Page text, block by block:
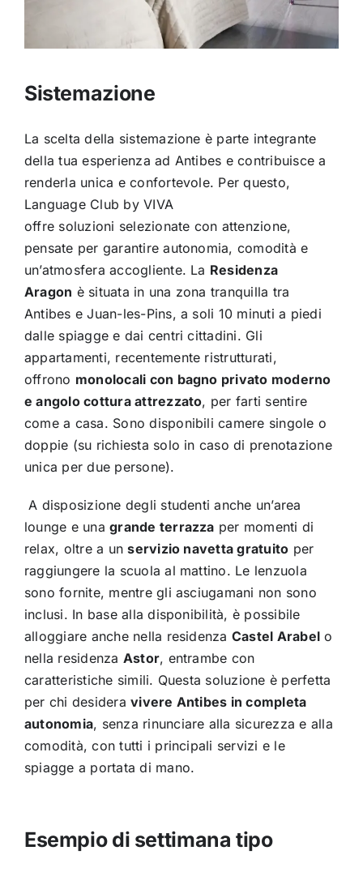
Sistemazione
La scelta della sistemazione è parte integrante
della tua esperienza ad Antibes e contribuisce a
renderla unica e confortevole. Per questo,
Language Club by VIVA
offre soluzioni selezionate con attenzione,
pensate per garantire autonomia, comodità e
un’atmosfera accogliente. La Residenza
Aragon è situata in una zona tranquilla tra
Antibes e Juan-les-Pins, a soli 10 minuti a piedi
dalle spiagge e dai centri cittadini. Gli
appartamenti, recentemente ristrutturati,
offrono monolocali con bagno privato moderno
e angolo cottura attrezzato, per farti sentire
come a casa. Sono disponibili camere singole o
doppie (su richiesta solo in caso di prenotazione
unica per due persone).
A disposizione degli studenti anche un’area
lounge e unagrande terrazza per momenti di
relax, oltre a unservizio navetta gratuito per
raggiungere la scuola al mattino. Le lenzuola
sono fornite, mentre gli asciugamani non sono
inclusi. In base alla disponibilità, è possibile
alloggiare anche nella residenza Castel Arabel o
nella residenza Astor, entrambe con
caratteristiche simili. Questa soluzione è perfetta
per chi desideravivere Antibes in completa
autonomia, senza rinunciare alla sicurezza e alla
comodità, con tutti i principali servizi e le
spiagge a portata di mano.
Esempio di settimana tipo